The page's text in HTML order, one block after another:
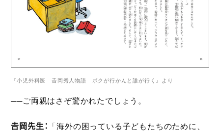
『小児外科医 𠮷岡秀人物語 ボクが行かんと誰が行く』より
──ご両親はさぞ驚かれたでしょう。
𠮷岡先生： 「海外の困っている子どもたちのために、